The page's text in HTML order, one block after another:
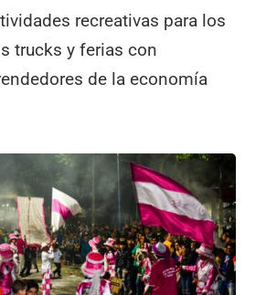
recreativas para los
trucks y ferias con
de la economía